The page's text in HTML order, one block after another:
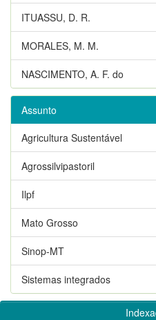
ITUASSU, D. R.
MORALES, M. M.
NASCIMENTO, A. F. do
Assunto
Agricultura Sustentável
Agrossilvipastoril
Ilpf
Mato Grosso
Sinop-MT
Sistemas integrados